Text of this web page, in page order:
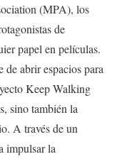
(MPA), los
de
papel en películas.
de abrir espacios para
Keep Walking
sino también la
A través de un
impulsar la